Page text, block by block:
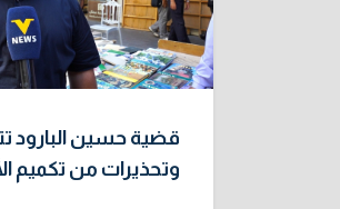
قضية حسين البارود
وتحذيرات من تكميم